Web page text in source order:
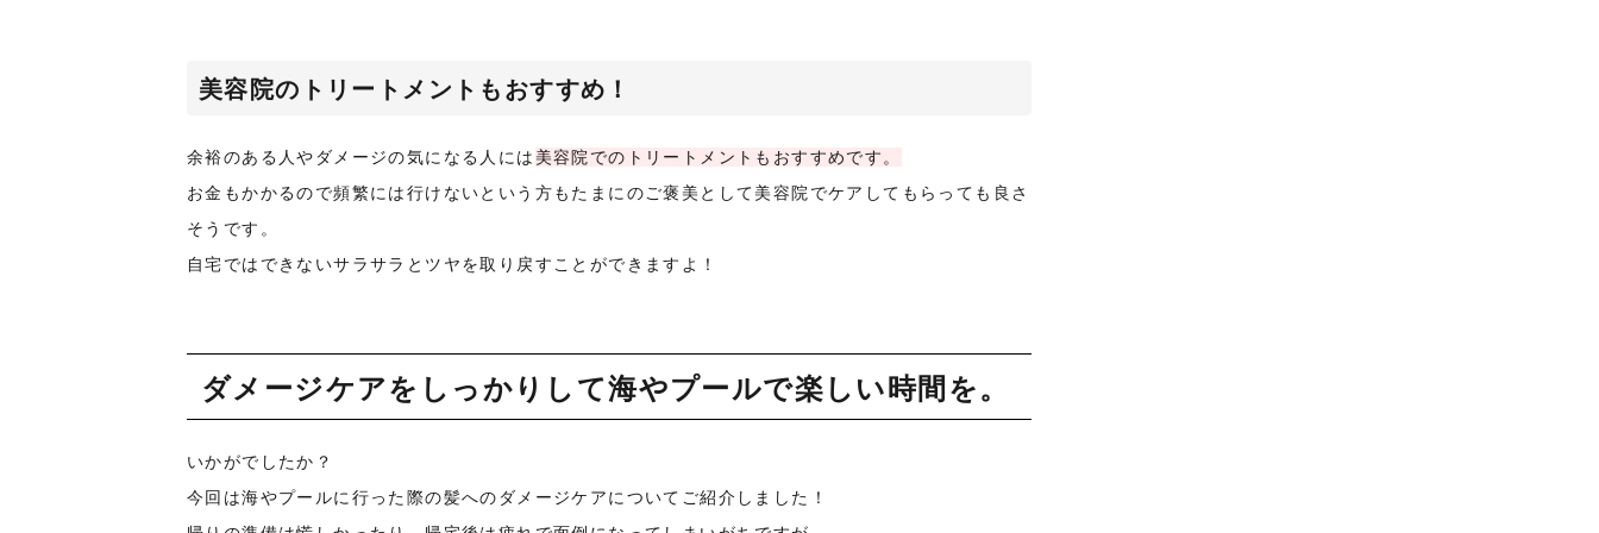
美容院のトリートメントもおすすめ！
余裕のある人やダメージの気になる人には 美容院でのトリートメントもおすすめです。
お金もかかるので頻繁には行けないという方もたまにのご褒美として美容院でケアしてもらっても良さ
そうです。
自宅ではできないサラサラとツヤを取り戻すことができますよ！
ダメージケアをしっかりして海やプールで楽しい時間を。
いかがでしたか？
今回は海やプールに行った際の髪へのダメージケアについてご紹介しました！